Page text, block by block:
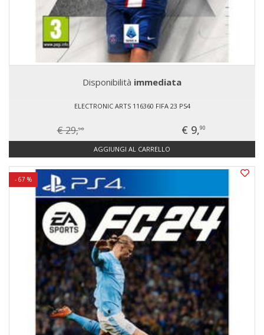
Disponibilità immediata
ELECTRONIC ARTS 116360 FIFA 23 PS4
€ 29,90 € 9,90
AGGIUNGI AL CARRELLO
- 67 %